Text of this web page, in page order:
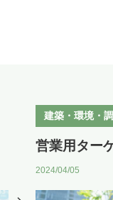
建築・環境・
営業用ター
2024/04/05